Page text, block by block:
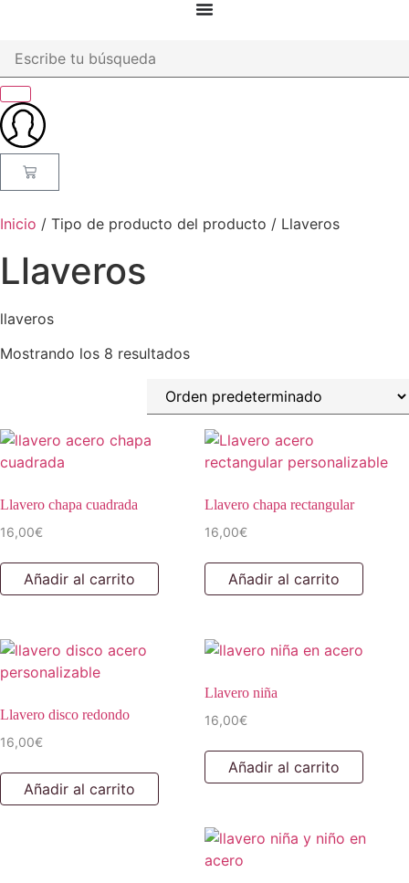
Inicio / Tipo de producto del producto / Llaveros
Llaveros
llaveros
Mostrando los 8 resultados
Llavero chapa cuadrada
16,00€
Añadir al carrito
Llavero chapa rectangular
16,00€
Añadir al carrito
Llavero disco redondo
16,00€
Añadir al carrito
Llavero niña
16,00€
Añadir al carrito